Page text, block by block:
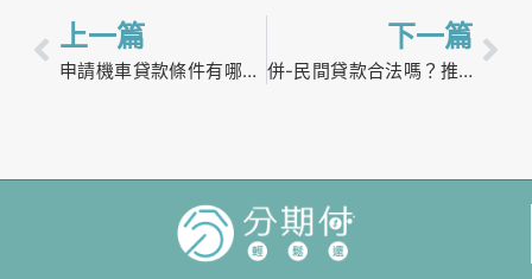
上一篇
申請機車貸款條件有哪些？撥款要多久？還可以再增貸嗎？
下一篇
併-民間貸款合法嗎？推薦管道、利率比較及注意事項